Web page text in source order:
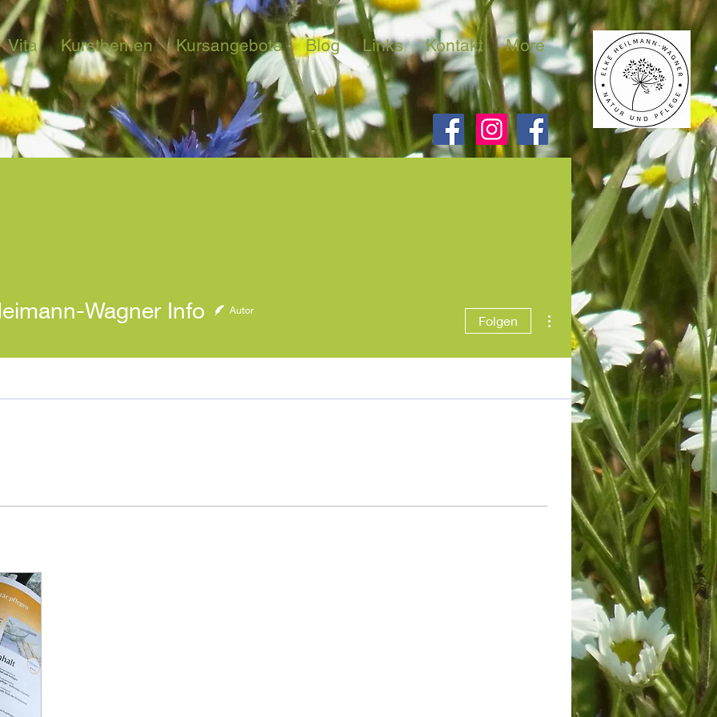
Vita Kursthemen Kursangebote Blog Links Kontakt More
Wagner Info
Wagner Info Autor
Folgen
Weitere Optionen